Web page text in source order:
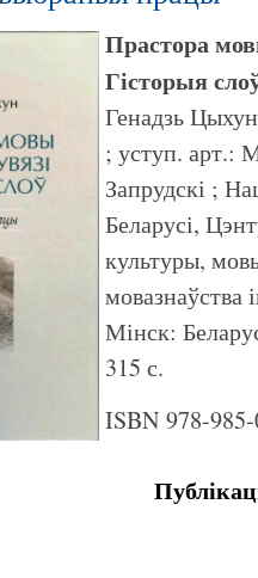
Прастора
Гісторыя
Генадзь
; уступ.
Запрудскі ;
Беларусі,
культуры,
мовазнаўства
Мінск:
315 с.
ISBN 978-